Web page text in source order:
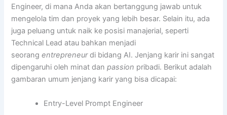
Engineer, di mana Anda akan bertanggung jawab untuk
mengelola tim dan proyek yang lebih besar. Selain itu, ada
juga peluang untuk naik ke posisi manajerial, seperti
Technical Lead atau bahkan menjadi
seorangentrepreneurdi bidang AI. Jenjang karir ini sangat
dipengaruhi oleh minat danpassion pribadi. Berikut adalah
gambaran umum jenjang karir yang bisa dicapai:
Entry-Level Prompt Engineer